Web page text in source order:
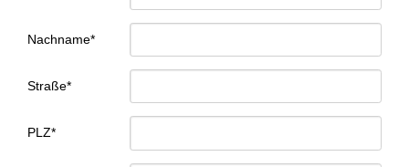
Nachname*
Straße*
PLZ*